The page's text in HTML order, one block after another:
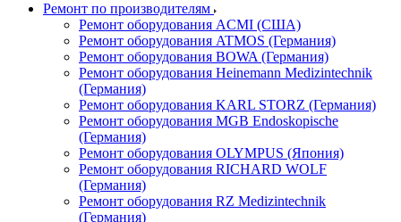
Ремонт по производителям
Ремонт оборудования ACMI (США)
Ремонт оборудования ATMOS (Германия)
Ремонт оборудования BOWA (Германия)
Ремонт оборудования Heinemann Medizintechnik
(Германия)
Ремонт оборудования KARL STORZ (Германия)
Ремонт оборудования MGB Endoskopische
(Германия)
Ремонт оборудования OLYMPUS (Япония)
Ремонт оборудования RICHARD WOLF
(Германия)
Ремонт оборудования RZ Medizintechnik
(Германия)